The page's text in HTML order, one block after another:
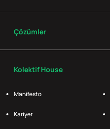
Kolektif House
Manifesto
Kariyer
Çözümler